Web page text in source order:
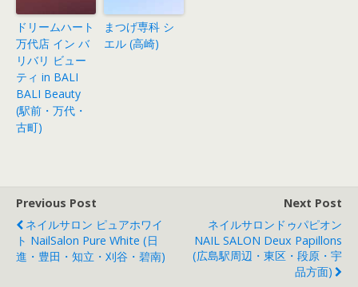
ドリームハート
万代店 イン バ
リバリ ビュー
ティ in BALI
BALI Beauty
(駅前・万代・
古町)
まつげ専科 シ
エル (高崎)
Previous Post
ネイルサロン ピュアホワイ
ト NailSalon Pure White (日
進・豊田・知立・刈谷・碧南)
Next Post
ネイルサロンドゥパピオン
NAIL SALON Deux Papillons
(広島駅周辺・東区・段原・宇
品方面)